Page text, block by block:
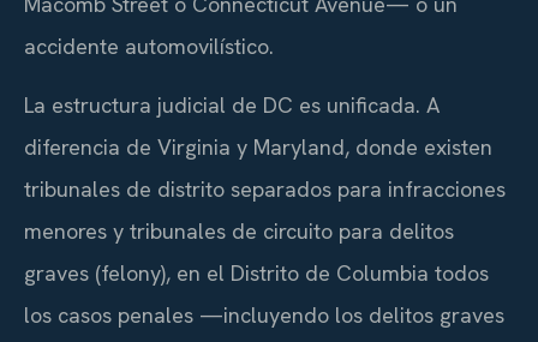
accidente automovilístico.
La estructura judicial de DC es unificada. A
diferencia de Virginia y Maryland, donde existen
tribunales de distrito separados para infracciones
menores y tribunales de circuito para delitos
graves (felony), en el Distrito de Columbia todos
los casos penales —incluyendo los delitos graves